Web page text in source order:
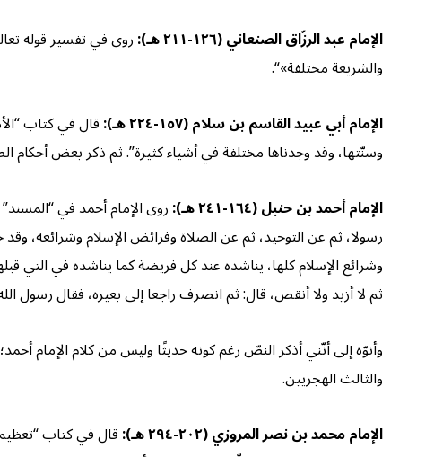
الإمام عبد الرزّاق الصنعاني (١٢٦-٢١١ هـ):
روى في تفسير قوله
والشريعة مختلفة»“.
الإمام أبي عبيد القاسم بن سلام (١٥٧-٢٢٤ هـ):
قال في كتاب
وسنّتها، وقد وجدناها مختلفة في أشياء كثيرة”. ثم ذكر بعض أحكام
الإمام أحمد بن حنبل (١٦٤-٢٤١ هـ):
روى الإمام أحمد في
رسولا، ثم عن التوحيد، ثم عن الصلاة وفرائض الإسلام وشرائعه،
وشرائع الإسلام كلها، يناشده عند كل فريضة كما يناشده في التي
ثم لا أزيد ولا أنقص، قال: ثم انصرف راجعا إلى بعيره، فقال
وأنوّه إلى أنّني أذكر النصّ رغم كونه حديثًا وليس من كلام الإمام
والثالث الهجريين.
الإمام محمد بن نصر المروزي (٢٠٢-٢٩٤ هـ):
قال في كتاب